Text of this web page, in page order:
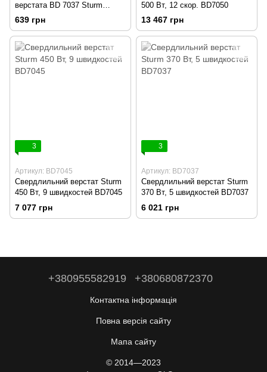
верстата BD 7037 Sturm
BD7037-999
639 грн
500 Вт, 12 скор. BD7050
13 467 грн
3
Артикул: BD7045
Свердлильний верстат Sturm
450 Вт, 9 швидкостей BD7045
7 077 грн
3
Артикул: BD7037
Свердлильний верстат Sturm
370 Вт, 5 швидкостей BD7037
6 021 грн
+380955582919 +380680872370
Контактна інформація
Повна версія сайту
Мапа сайту
© 2014—2023